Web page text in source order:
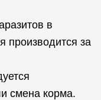
в
производится за
смена корма.